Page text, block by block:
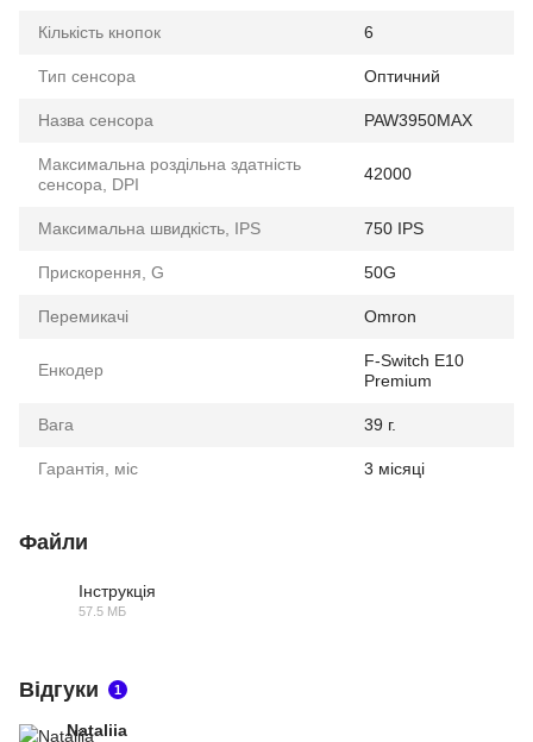
Кількість кнопок 6
Тип сенсора Оптичний
Назва сенсора PAW3950MAX
Максимальна роздільна здатність
сенсора, DPI
42000
Максимальна швидкість, IPS 750 IPS
Прискорення, G 50G
Перемикачі Omron
Енкодер
F-Switch E10
Premium
Вага 39 г.
Гарантія, міс 3 місяці
Файли
Інструкція
57.5 МБ
Відгуки 1
Nataliia